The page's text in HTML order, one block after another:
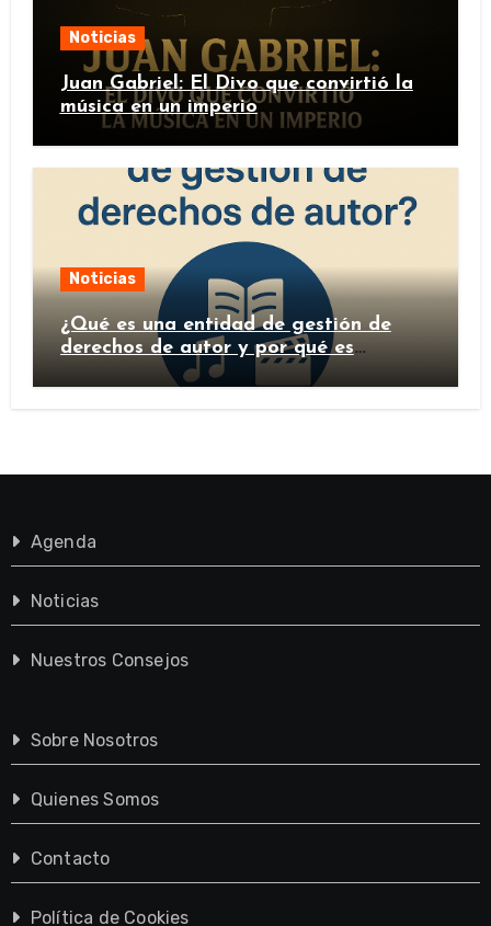
Noticias
Juan Gabriel: El Divo que convirtió la
música en un imperio
Noticias
¿Qué es una entidad de gestión de
derechos de autor y por qué es
importante?
Agenda
Noticias
Nuestros Consejos
Sobre Nosotros
Quienes Somos
Contacto
Política de Cookies